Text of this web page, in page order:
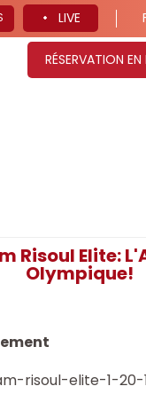
LIVE
RÉSERVATION EN
Risoul Elite:
Olympique!
risoul-elite-1-20-